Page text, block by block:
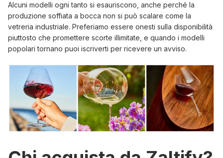
Alcuni modelli ogni tanto si esauriscono, anche perché la
produzione soffiata a bocca non si può scalare come la
vetreria industriale. Preferiamo essere onesti sulla disponibilità
piuttosto che promettere scorte illimitate, e quando i modelli
popolari tornano puoi iscriverti per ricevere un avviso.